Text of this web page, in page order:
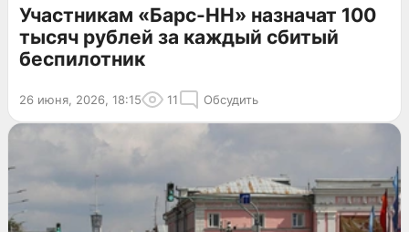
Участникам «Барс-НН» назначат 100
тысяч рублей за каждый сбитый
беспилотник
26 июня, 2026, 18:15 11 Обсудить